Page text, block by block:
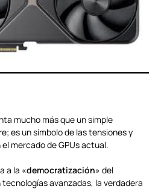
mucho más que un simple
es un símbolo de las tensiones y
mercado de GPUs actual.
a la «democratización» del
avanzadas, la verdadera